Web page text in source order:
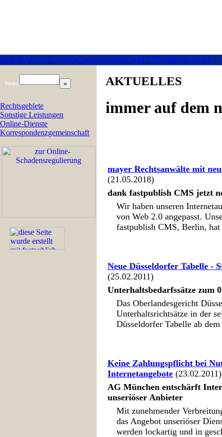
HOMEAKTUELLESDOWNLOADNEWSLETTERKONTAKT
Suche:
Rechtsgebiete
Sonstige Leistungen
Online-Dienste
Korrespondenzgemeinschaft
AKTUELLES
immer auf dem
mayer Rechtsanwälte mit
(21.05.2018)
dank fastpublish CMS jetzt
Wir haben unseren
von Web 2.0 angepasst.
fastpublish CMS, Berlin,
Neue Düsseldorfer Tabelle -
(25.02.2011)
Unterhaltsbedarfssätze zum
Das Oberlandesgericht
Unterhaltsrichtsätze in der
Düsseldorfer Tabelle ab
Keine Zahlungspflicht bei
Internetangebote (23.02.2011)
AG München entschärft
unseriöser Anbieter
Mit zunehmender
das Angebot unseriöser
werden lockartig und in